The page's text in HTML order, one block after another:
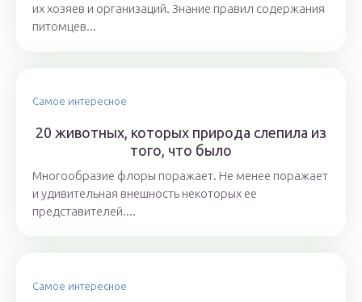
их хозяев и организаций. Знание правил содержания
питомцев...
Самое интересное
20 животных, которых природа слепила из
того, что было
Многообразие флоры поражает. Не менее поражает
и удивительная внешность некоторых ее
представителей....
Самое интересное